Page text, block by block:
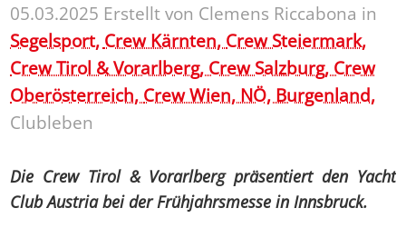
05.03.2025 Erstellt von Clemens Riccabona in
Segelsport, Crew Kärnten, Crew Steiermark,
Crew Tirol & Vorarlberg, Crew Salzburg, Crew
Oberösterreich, Crew Wien, NÖ, Burgenland,
Clubleben
Die Crew Tirol & Vorarlberg präsentiert den Yacht
Club Austria bei der Frühjahrsmesse in Innsbruck.